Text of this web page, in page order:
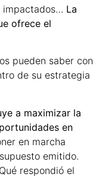
impactados… La
ofrece el
pueden saber con
de su estrategia
a maximizar la
en
en marcha
emitido.
respondió el